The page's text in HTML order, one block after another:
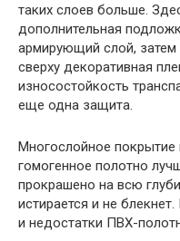
таких слоев больше.
дополнительная
армирующий слой, затем
сверху декоративная
износостойкость
еще одна защита.
Многослойное покрытие
гомогенное полотно
прокрашено на всю
истирается и не
и недостатки ПВХ-